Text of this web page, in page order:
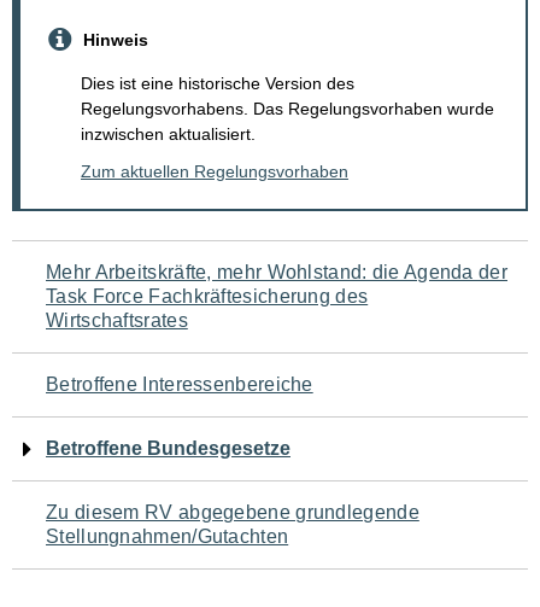
Hinweis
Dies ist eine historische Version des
Regelungsvorhabens. Das Regelungsvorhaben wurde
inzwischen aktualisiert.
Zum aktuellen Regelungsvorhaben
Navigation
für
den
Seiteninhalt
Mehr Arbeitskräfte, mehr Wohlstand: die Agenda der
Task Force Fachkräftesicherung des
Wirtschaftsrates
Betroffene Interessenbereiche
Betroffene Bundesgesetze
Zu diesem RV abgegebene grundlegende
Stellungnahmen/Gutachten